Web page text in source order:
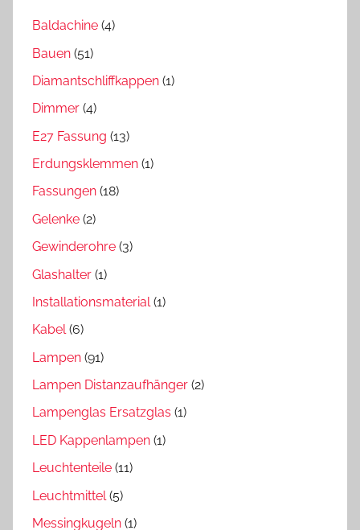
Baldachine (4)
Bauen (51)
Diamantschliffkappen (1)
Dimmer (4)
E27 Fassung (13)
Erdungsklemmen (1)
Fassungen (18)
Gelenke (2)
Gewinderohre (3)
Glashalter (1)
Installationsmaterial(1)
Kabel(6)
Lampen (91)
Lampen Distanzaufhänger (2)
Lampenglas Ersatzglas (1)
LED Kappenlampen (1)
Leuchtenteile (11)
Leuchtmittel (5)
Messingkugeln (1)